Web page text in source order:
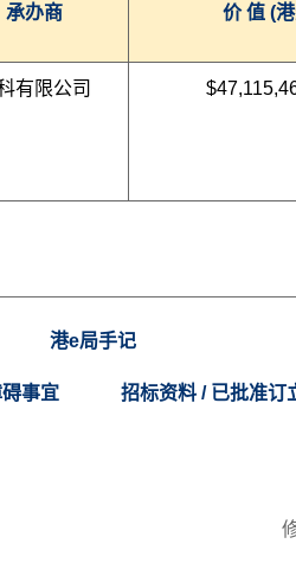
承办商 价 值 (
有限公司
港e局手记
事宜
招标资料 / 已批准订